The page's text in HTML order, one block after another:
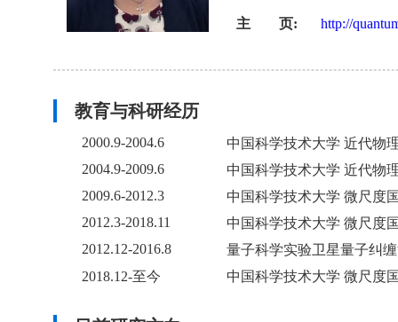
主 页: http://
教育与科研经历
2000.9-2004.6
中国科学技术大学 近代物
2004.9-2009.6
中国科学技术大学 近代物
2009.6-2012.3
中国科学技术大学 微尺度
2012.3-2018.11
中国科学技术大学 微尺度
2012.12-2016.8
量子科学实验卫星量子纠
2018.12-至今
中国科学技术大学 微尺度